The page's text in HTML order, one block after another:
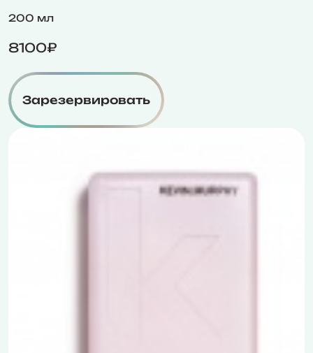
200 мл
8100₽
Зарезервировать